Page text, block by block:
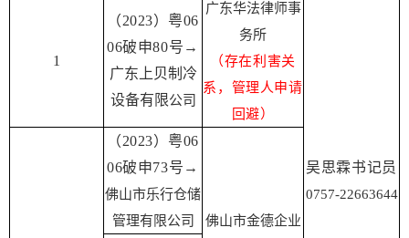
1
（2023）粤06
06破申80号→
广东上贝制冷
设备有限公司
广东华法律师事
务所
（存在利害关
系，管理人申请
回避）
吴思霖书记员
0757-22663644
（2023）粤06
06破申73号→
佛山市乐行仓储
管理有限公司
佛山市金德企业